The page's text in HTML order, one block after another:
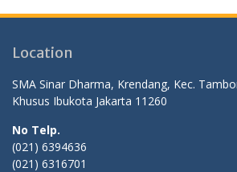
Location
SMA Sinar Dharma, Krendang, Kec.
Khusus Ibukota Jakarta 11260
No Telp.
(021) 6394636
(021) 6316701